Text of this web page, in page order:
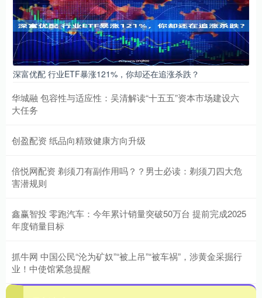
深富优配 行业ETF暴涨121%，你却还在追涨杀跌？
华城融 包容性与适应性：吴清解读“十五五”资本市场建设六
大任务
创盈配资 纸品向精致健康方向升级
倍悦网配资 剃须刀有副作用吗？？男士必读：剃须刀四大危
害潜规则
鑫赢智投 零跑汽车：今年累计销量突破50万台 提前完成2025
年度销量目标
抓牛网 中国公民“沦为矿奴”“被上吊”“被车祸”，涉黄金采掘行
业！中使馆紧急提醒